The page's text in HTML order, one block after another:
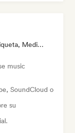
Canal De YouTube/Twitch, Etiqueta, Medios De Comunicación/Periodista, Editor, Experto En Sonido
music
SoundCloud o
su